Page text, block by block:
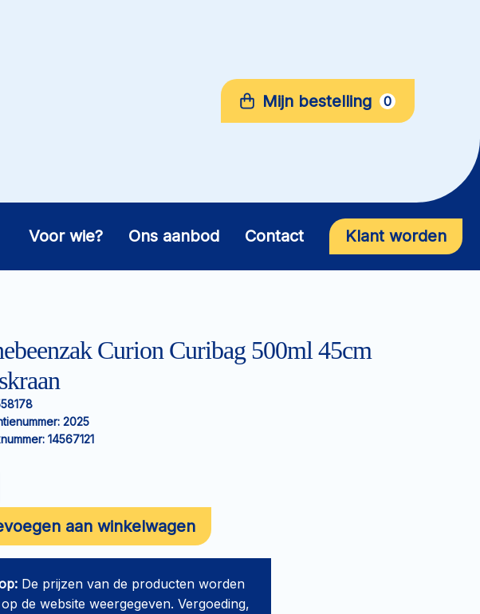
Mijn bestelling 0
Voor wie? Ons aanbod Contact Klant worden
Curion Curibag 500ml 45cm
2025
14567121
aan winkelwagen
De prijzen van de producten worden
de website weergegeven. Vergoeding,